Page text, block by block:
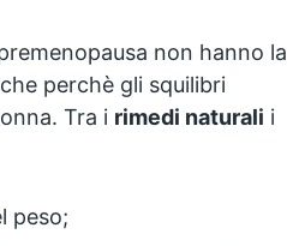
non hanno la
perchè gli squilibri
Tra i rimedi naturali i
peso;